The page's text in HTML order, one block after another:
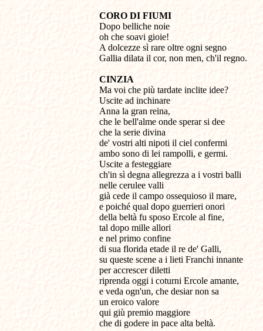
CORO DI FIUMI
Dopo belliche noie
oh che soavi gioie!
A dolcezze sì rare oltre ogni segno
Gallia dilata il cor, non men, ch'il regno.
CINZIA
Ma voi che più tardate inclite idee?
Uscite ad inchinare
Anna la gran reina,
che le bell'alme onde sperar si dee
che la serie divina
de' vostri alti nipoti il ciel confermi
ambo sono di lei rampolli, e germi.
Uscite a festeggiare
ch'in sì degna allegrezza a i vostri balli
nelle cerulee valli
già cede il campo ossequioso il mare,
e poiché qual dopo guerrieri onori
della beltà fu sposo Ercole al fine,
tal dopo mille allori
e nel primo confine
di sua florida etade il re de' Galli,
su queste scene a i lieti Franchi innante
per accrescer diletti
riprenda oggi i coturni Ercole amante,
e veda ogn'un, che desiar non sa
un eroico valore
qui giù premio maggiore
che di godere in pace alta beltà.